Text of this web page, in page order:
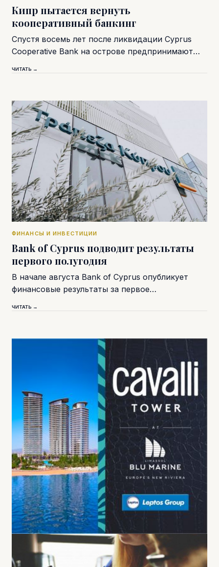
Кипр пытается вернуть
кооперативный банкинг
Спустя восемь лет после ликвидации Cyprus
Cooperative Bank на острове предпринимают…
ЧИТАТЬ →
ФИНАНСЫ И ИНВЕСТИЦИИ
Bank of Cyprus подводит результаты
первого полугодия
В начале августа Bank of Cyprus опубликует
финансовые результаты за первое…
ЧИТАТЬ →